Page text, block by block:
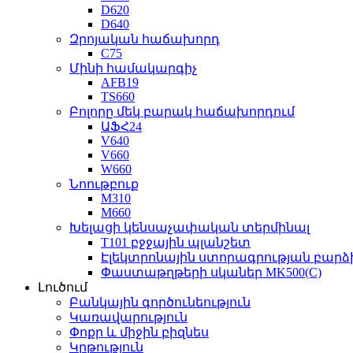
D620
D640
Զրոյական հաճախորդ
C75
Մինի համակարգիչ
AFB19
TS660
Բոլորը մեկ բարակ հաճախորդում
ԱՖՀ24
V640
V660
W660
Նոութբուք
M310
M660
Խելացի կենսաչափական տերմինալ
T101 բջջային պլանշետ
Էլեկտրոնային ստորագրության
Փաստաթղթերի սկաներ MK500(C)
Լուծում
Բանկային գործունեություն
Կառավարություն
Փոքր և միջին բիզնես
Կրթություն